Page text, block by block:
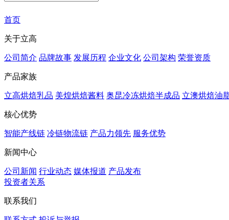
首页
关于立高
公司简介 品牌故事 发展历程 企业文化 公司架构 荣誉资质
产品家族
立高烘焙乳品 美煌烘焙酱料 奥昆冷冻烘焙半成品 立澳烘焙油
核心优势
智能产线链 冷链物流链 产品力领先 服务优势
新闻中心
公司新闻 行业动态 媒体报道 产品发布
投资者关系
联系我们